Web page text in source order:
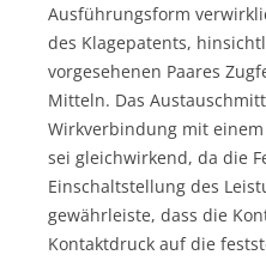
Ausführungsform
des Klagepatents,
vorgesehenen Paares
Mitteln. Das
Wirkverbindung mit
sei gleichwirkend, da die
Einschaltstellung des
gewährleiste, dass die
Kontaktdruck auf die